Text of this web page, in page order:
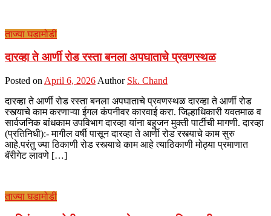
ताज्या घडामोडी
दारव्हा ते आर्णी रोड रस्ता बनला अपघाताचे प्रवणस्थळ
Posted on April 6, 2026 Author Sk. Chand
दारव्हा ते आर्णी रोड रस्ता बनला अपघाताचे प्रवणस्थळ दारव्हा ते आर्णी रोड
रस्त्याचे काम करणाऱ्या ईगल कंपनीवर कारवाई करा. जिल्हाधिकारी यवतमाळ व
सार्वजनिक बांधकाम उपविभाग दारव्हा यांना बहुजन मुक्ती पार्टीची मागणी. दारव्हा
(प्रतिनिधी):- मागील वर्षी पासून दारव्हा ते आर्णी रोड रस्त्याचे काम सुरु
आहे.परंतु ज्या ठिकाणी रोड रस्त्याचे काम आहे त्याठिकाणी मोठ्या प्रमाणात
बॅरीगेट लावणे […]
ताज्या घडामोडी